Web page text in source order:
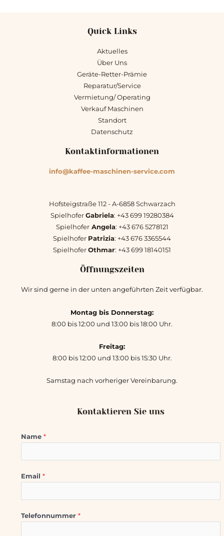
Quick Links
Aktuelles
Über Uns
Geräte-Retter-Prämie
Reparatur/Service
Vermietung/ Operating
Verkauf Maschinen
Standort
Datenschutz
Kontaktinformationen
info@kaffee-maschinen-service.com
Hofsteigstraße 112 - A-6858 Schwarzach
Spielhofer Gabriela: +43 699 19280384
SpielhoferAngela: +43 676 5278121
Spielhofer Patrizia: +43 676 3365544
Spielhofer Othmar: +43 699 18140151
Öffnungszeiten
Wir sind gerne in der unten angeführten Zeit verfügbar.
Montag bis Donnerstag:
8:00 bis 12:00 und 13:00 bis 18:00 Uhr.
Freitag:
8:00 bis 12:00 und 13:00 bis 15:30 Uhr.
Samstag nach vorheriger Vereinbarung.
Kontaktieren Sie uns
Name *
Email *
Telefonnummer *